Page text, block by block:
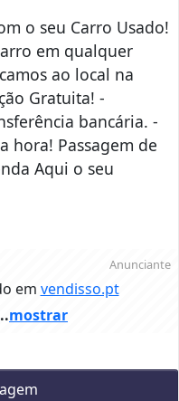
o seu Carro Usado!
em qualquer
ao local na
Gratuita! -
bancária. -
hora! Passagem de
Aqui o seu
mostrar
Anunciante
em vendisso.pt